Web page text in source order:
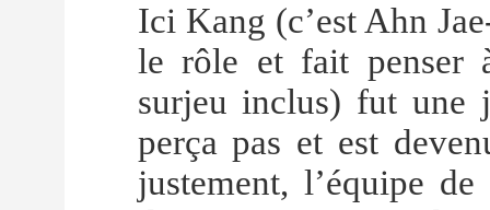
Ici Kang (c’est Ahn
le rôle et fait penser
surjeu inclus) fut une
perça pas et est
justement, l’équipe